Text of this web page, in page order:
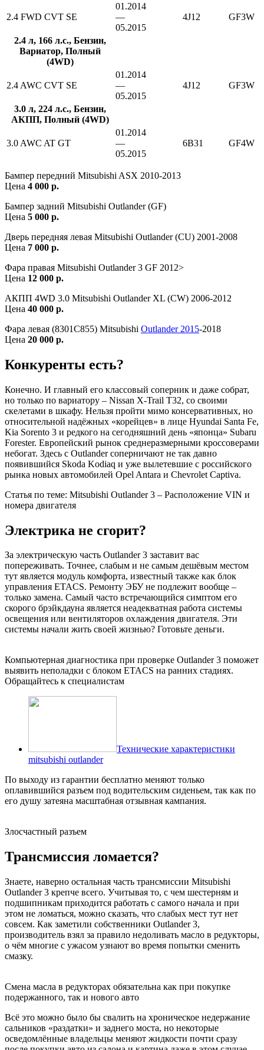
2.4 FWD CVT SE
01.2014
—
05.2015
4J12 GF3W
2.4 л, 166 л.с., Бензин,
Вариатор, Полный
(4WD)
2.4 AWC CVT SE
01.2014
—
05.2015
4J12 GF3W
3.0 л, 224 л.с., Бензин,
АКПП, Полный (4WD)
3.0 AWC AT GT
01.2014
—
05.2015
6B31 GF4W
Бампер передний Mitsubishi ASX 2010-2013
Цена 4 000 р.
Бампер задний Mitsubishi Outlander (GF)
Цена 5 000 р.
Дверь передняя левая Mitsubishi Outlander (CU) 2001-2008
Цена 7 000 р.
Фара правая Mitsubishi Outlander 3 GF 2012>
Цена 12 000 р.
АКПП 4WD 3.0 Mitsubishi Outlander XL (CW) 2006-2012
Цена 40 000 р.
Фара левая (8301C855) Mitsubishi Outlander 2015-2018
Цена 20 000 р.
Конкуренты есть?
Конечно. И главный его классовый соперник и даже собрат,
но только по вариатору – Nissan X-Trail T32, со своими
скелетами в шкафу. Нельзя пройти мимо консервативных, но
относительной надёжных «корейцев» в лице Hyundai Santa Fe,
Kia Sorento 3 и редкого на сегодняшний день «японца» Subaru
Forester. Европейский рынок среднеразмерными кроссоверами
небогат. Здесь c Outlander соперничают не так давно
появившийся Skoda Kodiaq и уже вылетевшие с российского
рынка новых автомобилей Opel Antara и Chevrolet Captiva.
Статья по теме: Mitsubishi Outlander 3 – Расположение VIN и
номера двигателя
Электрика не сгорит?
За электрическую часть Outlander 3 заставит вас
попереживать. Точнее, слабым и не самым дешёвым местом
тут является модуль комфорта, известный также как блок
управления ETACS. Ремонту ЭБУ не подлежит вообще –
только замена. Самый часто встречающийся симптом его
скорого брэйкдауна является неадекватная работа системы
освещения или вентиляторов охлаждения двигателя. Эти
системы начали жить своей жизнью? Готовьте деньги.
Компьютерная диагностика при проверке Outlander 3 поможет
выявить неполадки с блоком ETACS на ранних стадиях.
Обращайтесь к специалистам
Технические характеристики
mitsubishi outlander
По выходу из гарантии бесплатно меняют только
оплавившийся разъем под водительским сиденьем, так как по
его душу затеяна масштабная отзывная кампания.
Злосчастный разъем
Трансмиссия ломается?
Знаете, наверно остальная часть трансмиссии Mitsubishi
Outlander 3 крепче всего. Учитывая то, с чем шестерням и
подшипникам приходится работать с самого начала и при
этом не ломаться, можно сказать, что слабых мест тут нет
совсем. Как заметили собственники Outlander 3,
производитель взял за правило недоливать масло в редукторы,
о чём многие с ужасом узнают во время попытки сменить
смазку.
Смена масла в редукторах обязательна как при покупке
подержанного, так и нового авто
Всё это можно было бы свалить на хроническое недержание
сальников «раздатки» и заднего моста, но некоторые
осведомлённые владельцы меняют жидкости почти сразу